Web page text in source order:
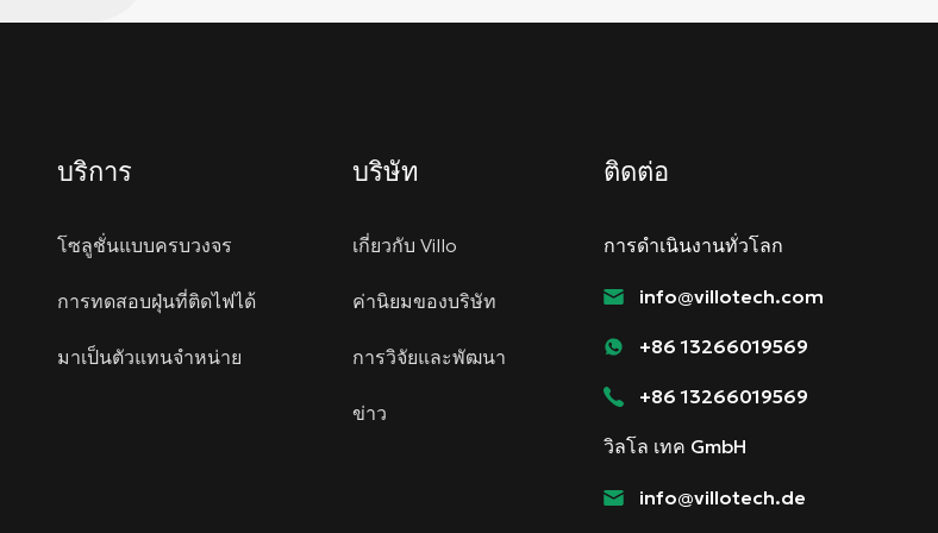
บริการ
โซลูชั่นแบบครบวงจร
การทดสอบฝุ่นที่ติดไฟได้
มาเป็นตัวแทนจำหน่าย
บริษัท
เกี่ยวกับ Villo
ค่านิยมของบริษัท
การวิจัยและพัฒนา
ข่าว
ติดต่อ
การดำเนินงานทั่วโลก
info@villotech.com
+86 13266019569
+86 13266019569
วิลโล เทค GmbH
info@villotech.de